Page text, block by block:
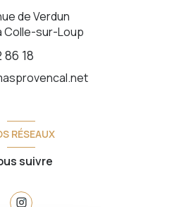
de Verdun
Colle-sur-Loup
86 18
RÉSEAUX
suivre